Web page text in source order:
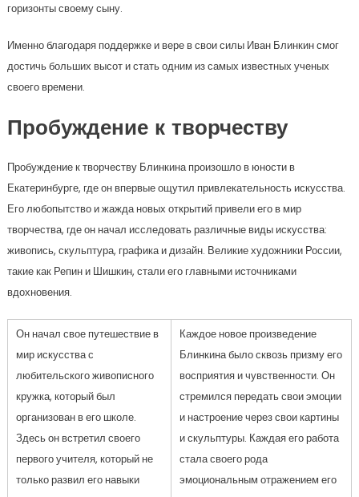
горизонты своему сыну.
Именно благодаря поддержке и вере в свои силы Иван Блинкин смог
достичь больших высот и стать одним из самых известных ученых
своего времени.
Пробуждение к творчеству
Пробуждение к творчеству Блинкина произошло в юности в
Екатеринбурге, где он впервые ощутил привлекательность искусства.
Его любопытство и жажда новых открытий привели его в мир
творчества, где он начал исследовать различные виды искусства:
живопись, скульптура, графика и дизайн. Великие художники России,
такие как Репин и Шишкин, стали его главными источниками
вдохновения.
Он начал свое путешествие в
мир искусства с
любительского живописного
кружка, который был
организован в его школе.
Здесь он встретил своего
первого учителя, который не
только развил его навыки
Каждое новое произведение
Блинкина было сквозь призму его
восприятия и чувственности. Он
стремился передать свои эмоции
и настроение через свои картины
и скульптуры. Каждая его работа
стала своего рода
эмоциональным отражением его